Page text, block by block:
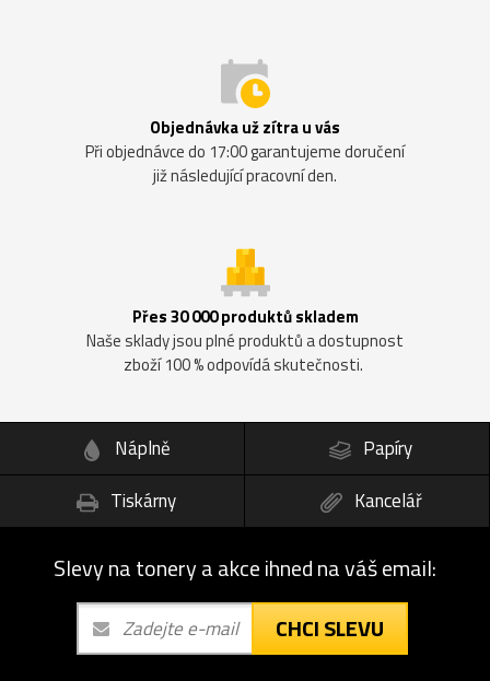
Objednávka už zítra u vás
Při objednávce do 17:00 garantujeme doručení
již následující pracovní den.
Přes 30 000 produktů skladem
Naše sklady jsou plné produktů a dostupnost
zboží 100 % odpovídá skutečnosti.
Náplně
Papíry
Tiskárny
Kancelář
Slevy na tonery a akce ihned na váš email:
CHCI SLEVU